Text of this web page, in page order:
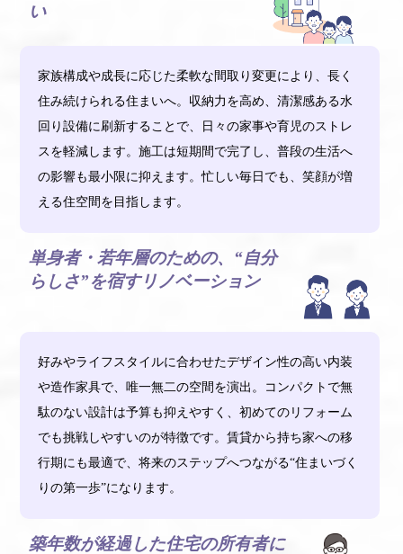
い
家族構成や成長に応じた柔軟な間取り変更により、長く
住み続けられる住まいへ。収納力を高め、清潔感ある水
回り設備に刷新することで、日々の家事や育児のストレ
スを軽減します。施工は短期間で完了し、普段の生活へ
の影響も最小限に抑えます。忙しい毎日でも、笑顔が増
える住空間を目指します。
単身者・若年層のための、“自分
らしさ”を宿すリノベーション
好みやライフスタイルに合わせたデザイン性の高い内装
や造作家具で、唯一無二の空間を演出。コンパクトで無
駄のない設計は予算も抑えやすく、初めてのリフォーム
でも挑戦しやすいのが特徴です。賃貸から持ち家への移
行期にも最適で、将来のステップへつながる“住まいづく
りの第一歩”になります。
築年数が経過した住宅の所有者に